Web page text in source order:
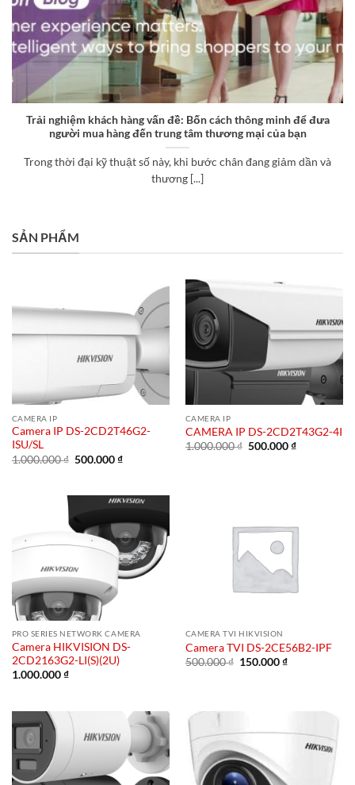
Trải nghiệm khách hàng vấn đề: Bốn cách thông minh để đưa
người mua hàng đến trung tâm thương mại của bạn
Trong thời đại kỹ thuật số này, khi bước chân đang giảm dần và
thương [...]
SẢN PHẨM
CAMERA IP
Camera IP DS-2CD2T46G2-
ISU/SL
1.000.000₫ Giá
500.000₫Giá
500.000 ₫.
CAMERA IP
CAMERA IP DS-2CD2T43G2-4I
1.000.000₫ Giá
500.000₫Giá
PRO SERIES NETWORK CAMERA
Camera HIKVISION DS-
2CD2163G2-LI(S)(2U)
1.000.000₫
CAMERA TVI HIKVISION
Camera TVI DS-2CE56B2-IPF
500.000₫ Giá
150.000₫Giá